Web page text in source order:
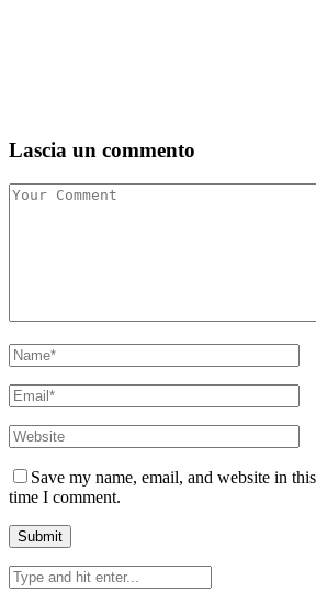
Lascia un commento
Save my name, email, and website in
time I comment.